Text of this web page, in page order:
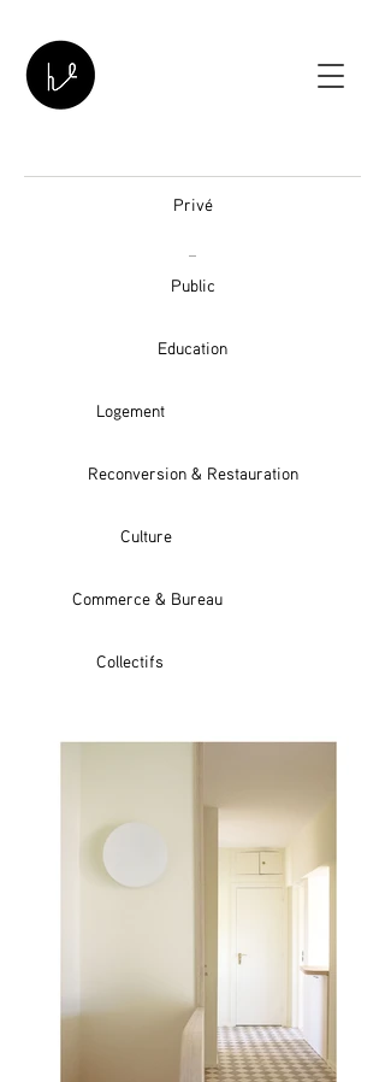
Privé
Public
Education
Logement
Reconversion & Restauration
Culture
Commerce & Bureau
Collectifs